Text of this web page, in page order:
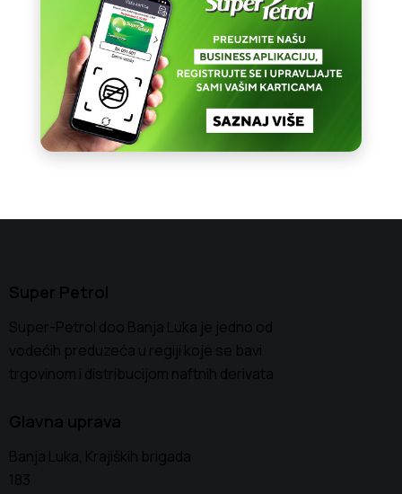
Super Petrol
Super-Petrol doo Banja Luka je jedno od
vodećih preduzeća u regiji koje se bavi
trgovinom i distribucijom naftnih derivata
Glavna uprava
Banja Luka, Krajiških brigada
183